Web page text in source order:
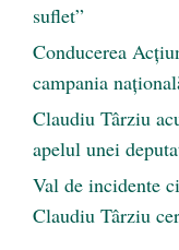
suflet”
Conducerea
campania
Claudiu Târziu
apelul unei
Val de incidente
Claudiu Târziu